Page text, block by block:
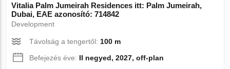
Vitalia Palm Jumeirah Residences itt: Palm Jumeirah,
Dubai, EAE azonosító: 714842
Development
Távolság a tengertől: 100 m
Befejezés éve: II negyed, 2027, off-plan